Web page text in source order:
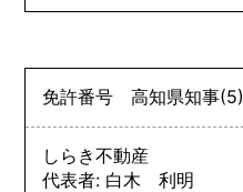
免許番号高知県知事(5)
しらき不動産
代表者: 白木 利明